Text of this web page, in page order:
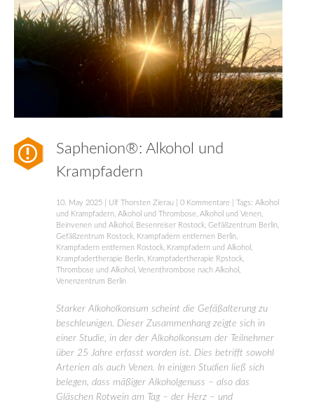
Saphenion®: Alkohol und
Krampfadern
10. May 2025 Ulf Thorsten Zierau 0 Kommentare | Tags: Alkohol
und Krampfadern Alkohol und Thrombose Alkohol und Venen
Beinvenen und Alkohol
Besenreiser Rostock Gefäßzentrum Berlin
Gefäßzentrum Rostock
Krampfadern entfernen Berlin
Krampfadern entfernen Rostock
Krampfadern und Alkohol
Krampfadertherapie Berlin
Krampfadertherapie Rpstock
Thrombose und Alkohol
Venenthrombose nach Alkohol
Venenzentrum Berlin
Starker Alkoholkonsum scheint die Gefäßalterung zu
beschleunigen. Dieser Zusammenhang zeigte sich in
einer Studie, in der der Alkoholkonsum der Teilnehmer
über 25 Jahre erfasst worden ist. Dies betrifft sowohl
Arterien als auch Venen. In einigen Studien ließ sich
belegen, dass mäßiger Alkoholgenuss – also das
Gläschen Rotwein am Tag – der Herz – und